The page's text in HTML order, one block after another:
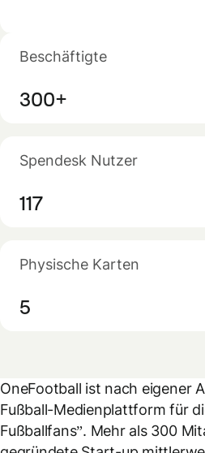
Beschäftigte
300+
Spendesk Nutzer
117
Physische Karten
5
OneFootball ist nach eigener
Fußball-Medienplattform für
Fußballfans”. Mehr als 300